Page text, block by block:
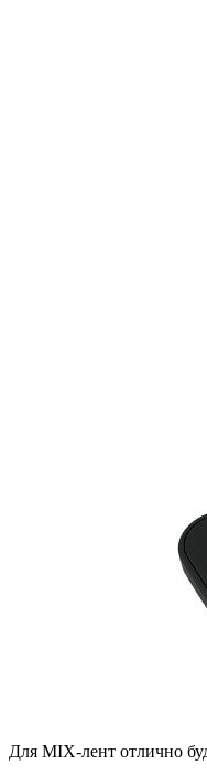
Для MIX-лент отлично